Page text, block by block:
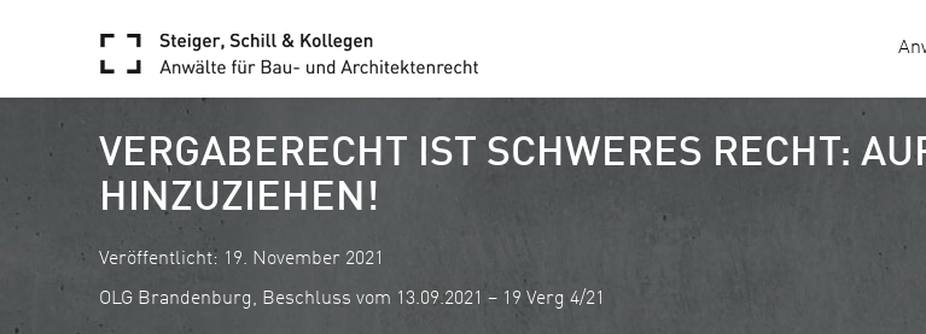
VERGABERECHT IST SCHWERES RECHT:
HINZUZIEHEN!
Veröffentlicht: 19. November 2021
OLG Brandenburg, Beschluss vom 13.09.2021 – 19 Verg 4/21